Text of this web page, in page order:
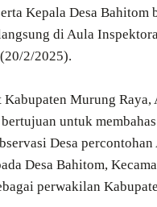
Kepala Desa Bahitom
di Aula
2/2025).
Murung Raya,
untuk
Desa
Desa Bahitom,
perwakilan